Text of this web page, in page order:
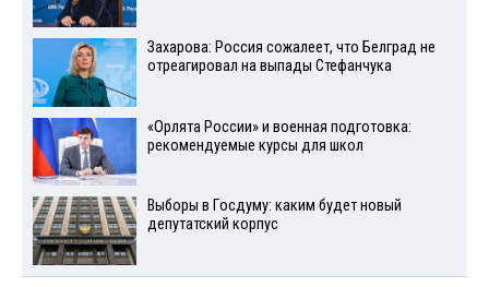
Захарова: Россия сожалеет, что Белград не
отреагировал на выпады Стефанчука
«Орлята России» и военная подготовка:
рекомендуемые курсы для школ
Выборы в Госдуму: каким будет новый
депутатский корпус